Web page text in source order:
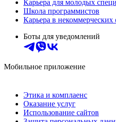
Карьера для молодых
Школа программистов
Карьера в некоммерческих
Боты для уведомлений
Мобильное приложение
Этика и комплаенс
Оказание услуг
Использование сайтов